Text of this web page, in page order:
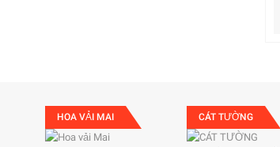
HOA VẢI MAI CÁT TƯỜNG